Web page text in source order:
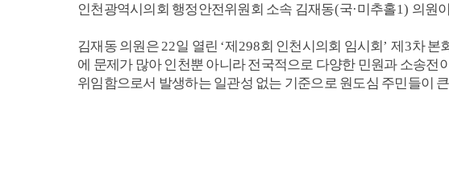
인천광역시의회 행정안전위원회 소속 김재동(국·미추홀1) 의원
김재동 의원은22일 열린 ‘제298회 인천시의회 임시회’제3차 본
에 문제가 많아 인천뿐 아니라 전국적으로 다양한 민원과 소송전
위임함으로서 발생하는 일관성 없는 기준으로 원도심 주민들이